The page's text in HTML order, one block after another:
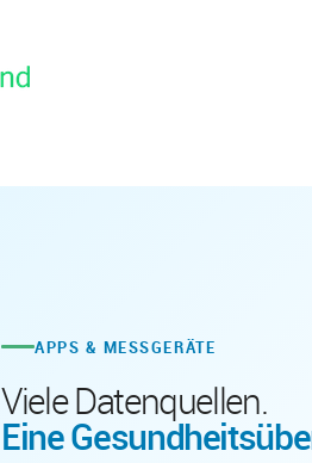
APPS & MESSGERÄTE
Viele Datenquellen.
Eine